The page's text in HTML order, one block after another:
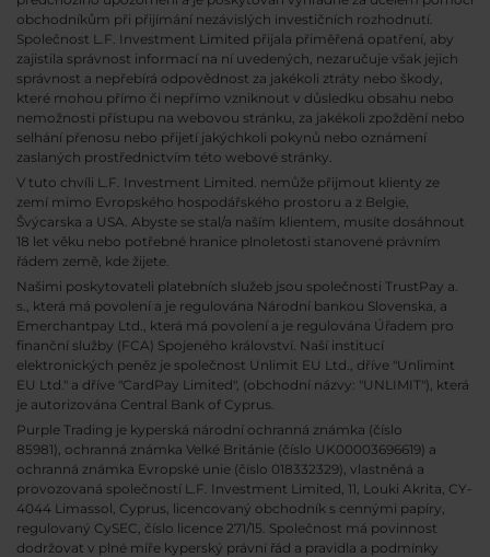
obchodníkům při přijímání nezávislých investičních rozhodnutí.
Společnost L.F. Investment Limited přijala přiměřená opatření, aby
zajistila správnost informací na ní uvedených, nezaručuje však jejich
správnost a nepřebírá odpovědnost za jakékoli ztráty nebo škody,
které mohou přímo či nepřímo vzniknout v důsledku obsahu nebo
nemožnosti přístupu na webovou stránku, za jakékoli zpoždění nebo
selhání přenosu nebo přijetí jakýchkoli pokynů nebo oznámení
zaslaných prostřednictvím této webové stránky.
V tuto chvíli L.F. Investment Limited. nemůže přijmout klienty ze
zemí mimo Evropského hospodářského prostoru a z Belgie,
Švýcarska a USA. Abyste se stal/a naším klientem, musíte dosáhnout
18 let věku nebo potřebné hranice plnoletosti stanovené právním
řádem země, kde žijete.
Našimi poskytovateli platebních služeb jsou společnosti TrustPay a.
s., která má povolení a je regulována Národní bankou Slovenska, a
Emerchantpay Ltd., která má povolení a je regulována Úřadem pro
finanční služby (FCA) Spojeného království. Naší institucí
elektronických peněz je společnost Unlimit EU Ltd., dříve "Unlimint
EU Ltd." a dříve "CardPay Limited", (obchodní názvy: "UNLIMIT"), která
je autorizována Central Bank of Cyprus.
Purple Trading je kyperská národní ochranná známka (číslo
85981), ochranná známka Velké Británie (číslo UK00003696619) a
ochranná známka Evropské unie (číslo 018332329), vlastněná a
provozovaná společností L.F. Investment Limited, 11, Louki Akrita, CY-
4044 Limassol, Cyprus, licencovaný obchodník s cennými papíry,
regulovaný CySEC, číslo licence 271/15. Společnost má povinnost
dodržovat v plné míře kyperský právní řád a pravidla a podmínky